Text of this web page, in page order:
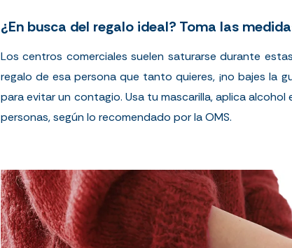
¿En busca del regalo ideal? Toma las
Los centros comerciales suelen saturarse durante
regalo de esa persona que tanto quieres, ¡no bajes la
para evitar un contagio. Usa tu mascarilla, aplica
personas, según lo recomendado por laOMS.